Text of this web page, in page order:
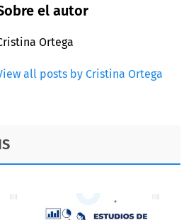
el autor
Ortega
all posts by Cristina Ortega